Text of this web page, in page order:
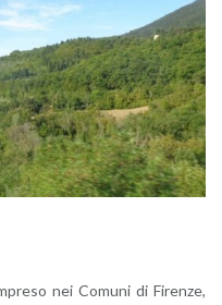
nei Co­mu­ni di Fi­ren­ze,